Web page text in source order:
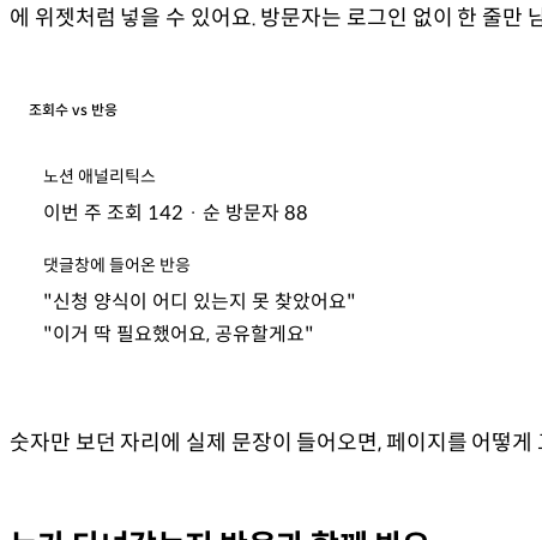
에 위젯처럼 넣을 수 있어요. 방문자는 로그인 없이 한 줄만
조회수 vs 반응
노션 애널리틱스
이번 주 조회 142 · 순 방문자 88
댓글창에 들어온 반응
"신청 양식이 어디 있는지 못 찾았어요"
"이거 딱 필요했어요, 공유할게요"
숫자만 보던 자리에 실제 문장이 들어오면, 페이지를 어떻